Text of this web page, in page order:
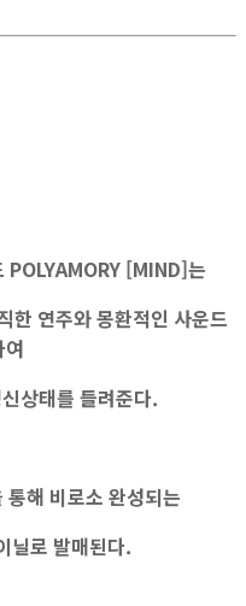
POLYAMORY [MIND]는
한 연주와 몽환적인 사운드
여
상태를 들려준다.
해 비로소 완성되는
닐로 발매된다.